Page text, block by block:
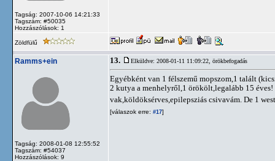
Tagság: 2007-10-06 14:21:33
Tagszám: #50035
Hozzászólások: 1
Zöldfülű
Ramms+ein
Tagság: 2008-01-08 12:55:52
Tagszám: #54037
Hozzászólások: 9
13. Elküldve: 2008-01-11 11:09:22, örökbefogadás
Egyébként van 1 félszemű mopszom,1 talált
2 kutya a menhelyről,1 örökölt,legalább 15
vak,köldöksérves,epilepsziás csivavám. De 1
[válaszok erre: #17]